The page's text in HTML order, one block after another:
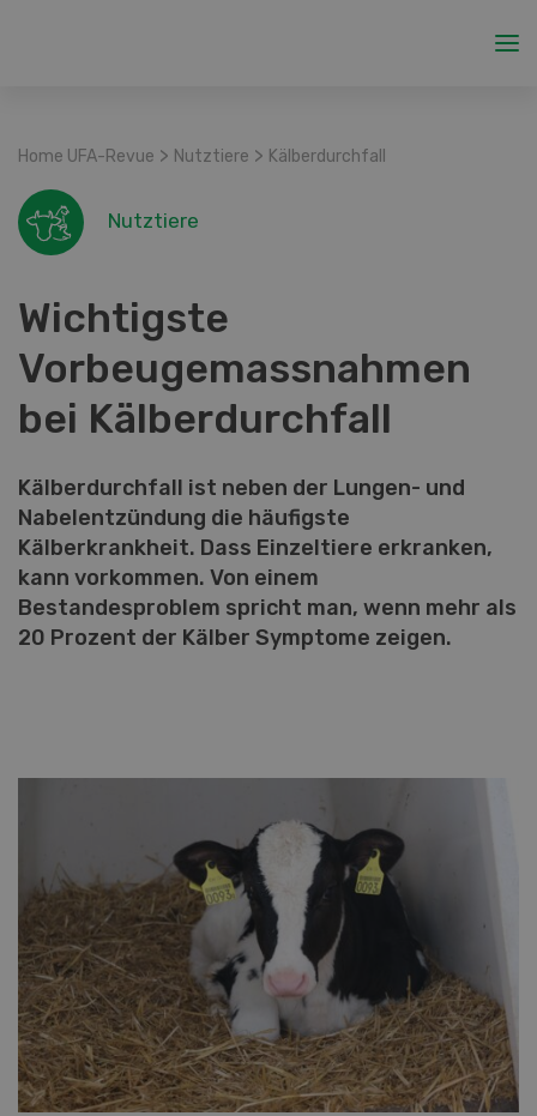
Home UFA-Revue > Nutztiere > Kälberdurchfall
Nutztiere
Wichtigste
Vorbeugemassnahmen
bei Kälberdurchfall
Kälberdurchfall ist neben der Lungen- und
Nabelentzündung die häufigste
Kälberkrankheit. Dass Einzeltiere erkranken,
kann vorkommen. Von einem
Bestandesproblem spricht man, wenn mehr als
20 Prozent der Kälber Symptome zeigen.